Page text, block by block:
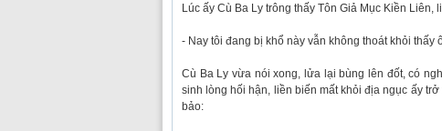
Lúc ấy Cù Ba Ly trông thấy Tôn Giả Mục Kiền Liên,
- Nay tôi đang bị khổ này vẫn không thoát khỏi thấy
Cù Ba Ly vừa nói xong, lửa lại bùng lên đốt, có
sinh lòng hối hận, liền biến mất khỏi địa ngục ấy
bảo: